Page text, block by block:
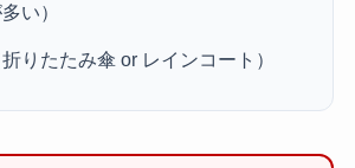
い）
りたたみ傘 or レインコート）